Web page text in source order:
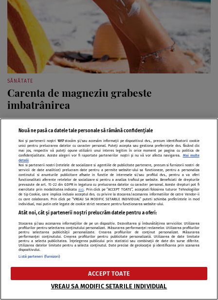
Carenta de magneziu grabeste
imbatrânirea
DIETĂ ȘI NUTRIȚIE
Vitamina B
Nouă ne pasă ca datele tale personale să rămână confidențiale
Noi și partenerii noștri 1017stocăm și/sau accesăm informații pe dispozitivul dvs., precum identificatorii cookie
unici pentru prelucrarea datelor cu caracter personal. Puteți accepta sau gestiona preferințele dvs. făcând clic
mai jos, respectiv vă puteți opune utilizării unui interes legitim în orice moment pe pagina cu politica de
confidențialitate. Aceste alegeri vor fi raportate partenerilor noștri și nu vă vor afecta navigarea.
Mai multe
detalii
Noi si partenerii nostri (retelele de socializare si agentiile de publicitate partenere, precum si furnizorii nostri de
servicii de date analitice) prelucram date pentru a permite website-ului sa functioneze, pentru a personaliza
continutul si anunturile publicitare afisate in functie de interesele si/sau profilul dvs., pentru a va oferi
functionalitati aferente retelelor de socializare si pentru a analiza traficul pe website. Beneficiati de drepturile
prevazute de art. 15-22 din GDPR in legatura cu prelucrarea datelor cu caracter personal. Aceste drepturi pot fi
exercitate prin modalitatea indicata aici. Prin click pe “ACCEPT TOATE”, acceptati folosirea tuturor Tehnologiilor
de tip Cookie, care implica inclusiv acceptul dvs. cu privire la stocarea/accesarea informatiilor de catre Vendor-ii
cu care colaboram. Prin click pe “VREAU SA MODIFIC SETARILE INDIVIDUAL” puteti schimba preferintele in mod
individual, mai putin cele legate de cookie strict necesare pentru functionarea website-ului.
Atât noi, cât și partenerii noștri prelucrăm datele pentru a oferi:
Stocarea și/sau accesarea informațiilor de pe un dispozitiv. Dezvoltarea și îmbunătățirea serviciilor. Utilizarea
profilurilor pentru selectarea conținutului personalizat. Măsurarea performanței reclamelor. Utilizarea profilurilor
pentru selectarea publicității personalizate. Crearea profilurilor de conținut personalizat. Măsurarea
performanței conținutului. Crearea profilurilor pentru publicitate personalizată. Utilizarea de date limitate
pentru a selecta publicitatea. Înțelegerea publicului prin statistici sau combinații de date din surse diferite.
Utilizarea datelor limitate pentru a selecta conținutul. Date precise de geolocație și identificarea prin scanarea
dispozitivului.
Listă parteneri (furnizori)
ACCEPT TOATE
VREAU SA MODIFIC SETARILE INDIVIDUAL